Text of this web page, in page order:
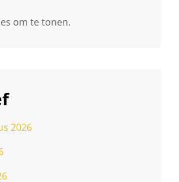
om te tonen.
2026